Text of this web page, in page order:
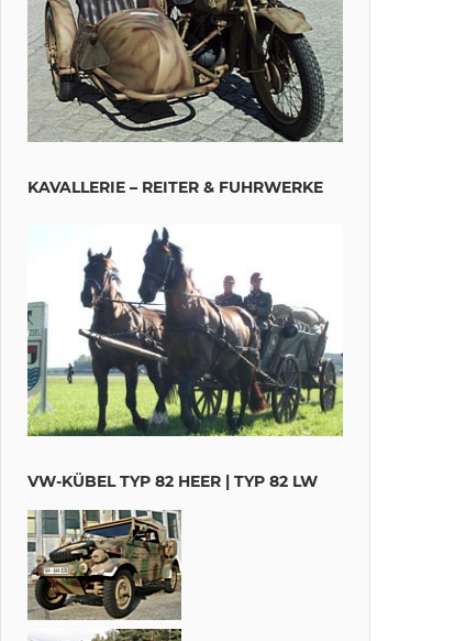
KAVALLERIE – REITER & FUHRWERKE
VW-KÜBEL TYP 82 HEER | TYP 82 LW